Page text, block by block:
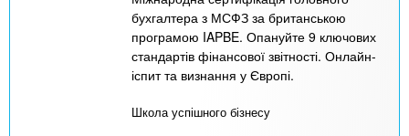
бухгалтера з МСФЗ за британською
програмою IAPBE. Опануйте 9 ключових
стандартів фінансової звітності. Онлайн-
іспит та визнання у Європі.
Школа успішного бізнесу